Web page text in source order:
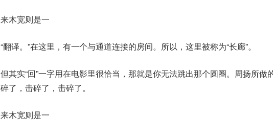
来木宽则是一
“翻译。”在这里，有一个与通道连接的房间。所以，这里被称为“长廊”。
但其实“回”一字用在电影里很恰当，那就是你无法跳出那个圆圈。周扬所做
碎了，击碎了，击碎了。
来木宽则是一